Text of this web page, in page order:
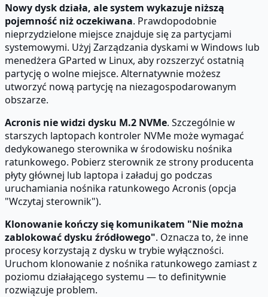
Nowy dysk działa, ale system wykazuje niższą
pojemność niż oczekiwana. Prawdopodobnie
nieprzydzielone miejsce znajduje się za partycjami
systemowymi. Użyj Zarządzania dyskami w Windows lub
menedżera GParted w Linux, aby rozszerzyć ostatnią
partycję o wolne miejsce. Alternatywnie możesz
utworzyć nową partycję na niezagospodarowanym
obszarze.
Acronis nie widzi dysku M.2 NVMe. Szczególnie w
starszych laptopach kontroler NVMe może wymagać
dedykowanego sterownika w środowisku nośnika
ratunkowego. Pobierz sterownik ze strony producenta
płyty głównej lub laptopa i załaduj go podczas
uruchamiania nośnika ratunkowego Acronis (opcja
"Wczytaj sterownik").
Klonowanie kończy się komunikatem "Nie można
zablokować dysku źródłowego". Oznacza to, że inne
procesy korzystają z dysku w trybie wyłączności.
Uruchom klonowanie z nośnika ratunkowego zamiast z
poziomu działającego systemu — to definitywnie
rozwiązuje problem.